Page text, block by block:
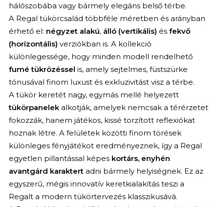
hálószobába vagy bármely elegáns belső térbe.
A Regal tükörcsalád többféle méretben és arányban
érhető el: négyzet alakú, álló (vertikális) és fekvő
(horizontális) verziókban is. A kollekció
különlegessége, hogy minden modell rendelhető
fumé tükrözéssel is, amely sejtelmes, füstszürke
tónusával finom luxust és exkluzivitást visz a térbe.
A tükör keretét nagy, egymás mellé helyezett
tükörpanelekalkotják, amelyek nemcsak a térérzetet
fokozzák, hanem játékos, kissé torzított reflexiókat
hoznak létre. A felületek közötti finom törések
különleges fényjátékot eredményeznek, így a Regal
egyetlen pillantással képes kortárs, enyhén
avantgárd karaktertadni bármely helyiségnek. Ez az
egyszerű, mégis innovatív keretkialakítás teszi a
Regalt a modern tükörtervezés klasszikusává.